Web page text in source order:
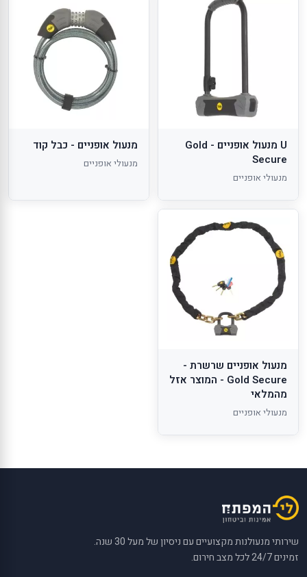
U מנעול אופניים - Gold
Secure
מנעולי אופניים
מנעול אופניים - כבל קוד
מנעולי אופניים
מנעול אופניים שרשרת -
Gold Secure - המוצר אזל
מהמלאי
מנעולי אופניים
שירותי מנעולנות מקצועיים עם ניסיון של מעל 30 שנה.
זמינים 24/7 לכל מצב חירום.